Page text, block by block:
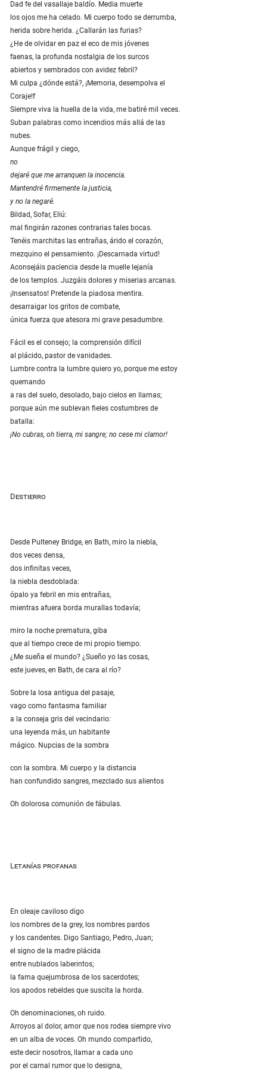
Dad fe del vasallaje baldío. Media muerte
los ojos me ha celado. Mi cuerpo todo se derrumba,
herida sobre herida. ¿Callarán las furias?
¿He de olvidar en paz el eco de mis jóvenes
faenas, la profunda nostalgia de los surcos
abiertos y sembrados con avidez febril?
Mi culpa ¿dónde está?, ¡Memoria, desempolva el
Coraje!f
Siempre viva la huella de la vida, me batiré mil veces.
Suban palabras como incendios más allá de las
nubes.
Aunque frágil y ciego,
no
dejaré que me arranquen la inocencia.
Mantendré firmemente la justicia,
y no la negaré.
Bildad, Sofar, Eliú:
mal fingirán razones contrarias tales bocas.
Tenéis marchitas las entrañas, árido el corazón,
mezquino el pensamiento. ¡Descarnada virtud!
Aconsejáis paciencia desde la muelle lejanía
de los templos. Juzgáis dolores y miserias arcanas.
¡Insensatos! Pretende la piadosa mentira.
desarraigar los gritos de combate,
única fuerza que atesora mi grave pesadumbre.
Fácil es el consejo; la comprensión difícil
al plácido, pastor de vanidades.
Lumbre contra la lumbre quiero yo, porque me estoy
quemando
a ras del suelo, desolado, bajo cielos en llamas;
porque aún me sublevan fieles costumbres de
batalla:
¡No cubras, oh tierra, mi sangre; no cese mi clamor!
Destierro
Desde Pulteney Bridge, en Bath, miro la niebla,
dos veces densa,
dos infinitas veces,
la niebla desdoblada:
ópalo ya febril en mis entrañas,
mientras afuera borda murallas todavía;
miro la noche prematura, giba
que al tiempo crece de mi propio tiempo.
¿Me sueña el mundo? ¿Sueño yo las cosas,
este jueves, en Bath, de cara al río?
Sobre la losa antigua del pasaje,
vago como fantasma familiar
a la conseja gris del vecindario:
una leyenda más, un habitante
mágico. Nupcias de la sombra
con la sombra. Mi cuerpo y la distancia
han confundido sangres, mezclado sus alientos
Oh dolorosa comunión de fábulas.
Letanías profanas
En oleaje caviloso digo
los nombres de la grey, los nombres pardos
y los candentes. Digo Santiago, Pedro, Juan;
el signo de la madre plácida
entre nublados laberintos;
la fama quejumbrosa de los sacerdotes;
los apodos rebeldes que suscita la horda.
Oh denominaciones, oh ruido.
Arroyos al dolor, amor que nos rodea siempre vivo
en un alba de voces. Oh mundo compartido,
este decir nosotros, llamar a cada uno
por el carnal rumor que lo designa,